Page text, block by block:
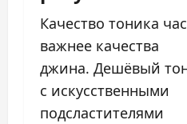
Качество тоника
важнее качества
джина. Дешёвый
с искусственными
подсластителями